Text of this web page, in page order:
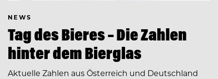
NEWS
Tag des Bieres – Die Zahlen
hinter dem Bierglas
Aktuelle Zahlen aus Österreich und Deutschland